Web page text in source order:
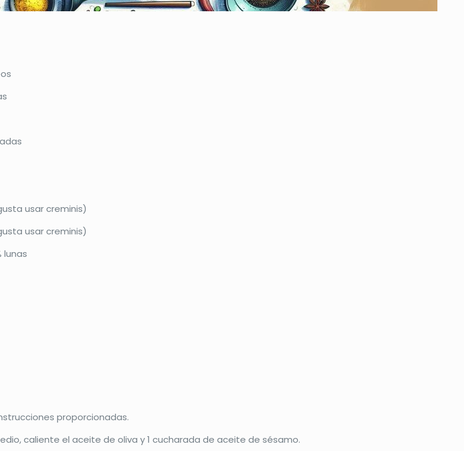
usar creminis)
usar creminis)
lunas
proporcionadas.
caliente el aceite de oliva y 1 cucharada de aceite de sésamo.